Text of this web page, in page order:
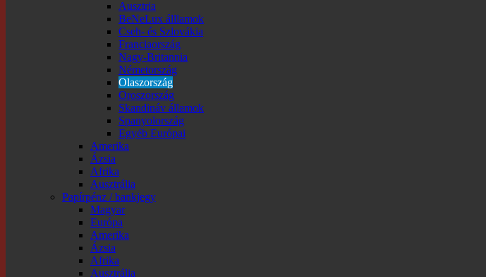
Ausztria
BeNeLux álllamok
Cseh- és Szlovákia
Franciaország
Nagy-Britannia
Németország
Olaszország
Oroszország
Skandináv államok
Spanyolország
Egyéb Európai
Amerika
Ázsia
Afrika
Ausztrália
Papírpénz / bankjegy
Magyar
Európa
Amerika
Ázsia
Afrika
Ausztrália